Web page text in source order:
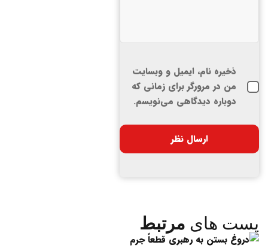
ذخیره نام، ایمیل و وبسایت
من در مرورگر برای زمانی که
دوباره دیدگاهی می‌نویسم.
پست های مرتبط